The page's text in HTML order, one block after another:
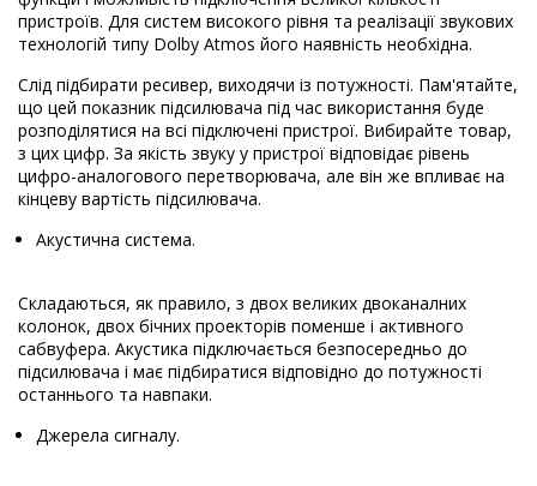
пристроїв. Для систем високого рівня та реалізації звукових
технологій типу Dolby Atmos його наявність необхідна.
Слід підбирати ресивер, виходячи із потужності. Пам'ятайте,
що цей показник підсилювача під час використання буде
розподілятися на всі підключені пристрої. Вибирайте товар,
з цих цифр. За якість звуку у пристрої відповідає рівень
цифро-аналогового перетворювача, але він же впливає на
кінцеву вартість підсилювача.
Акустична система.
Складаються, як правило, з двох великих двоканалних
колонок, двох бічних проекторів поменше і активного
сабвуфера. Акустика підключається безпосередньо до
підсилювача і має підбиратися відповідно до потужності
останнього та навпаки.
Джерела сигналу.